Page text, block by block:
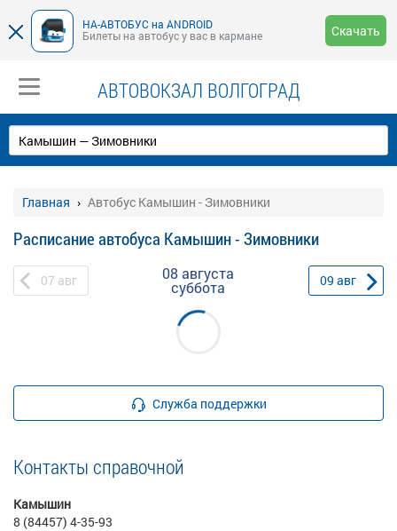
НА-АВТОБУС на ANDROID
Билеты на автобус у вас в кармане
Скачать
АВТОВОКЗАЛ ВОЛГОГРАД
Главная Автобус Камышин - Зимовники
Расписание автобуса Камышин - Зимовники
07 авг 08 августа
суббота 09 авг
Служба поддержки
Контакты справочной
Камышин
8 (84457) 4-35-93